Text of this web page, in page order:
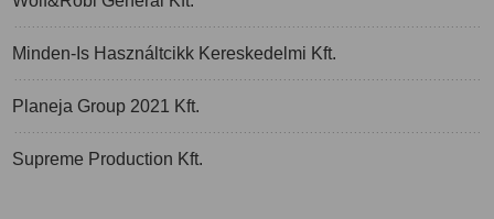
Minden-Is Használtcikk Kereskedelmi Kft.
Planeja Group 2021 Kft.
Supreme Production Kft.